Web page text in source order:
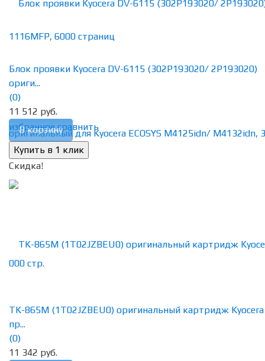
избранное сравнить
Блок проявки Kyocera DV-6115 (302P193020/ 2P193020)
ориги...
(0)
11 512 руб.
В корзину
Скидка!
TK-865M (1T02JZBEU0) оригинальный картридж
пр...
(0)
11 342 руб.